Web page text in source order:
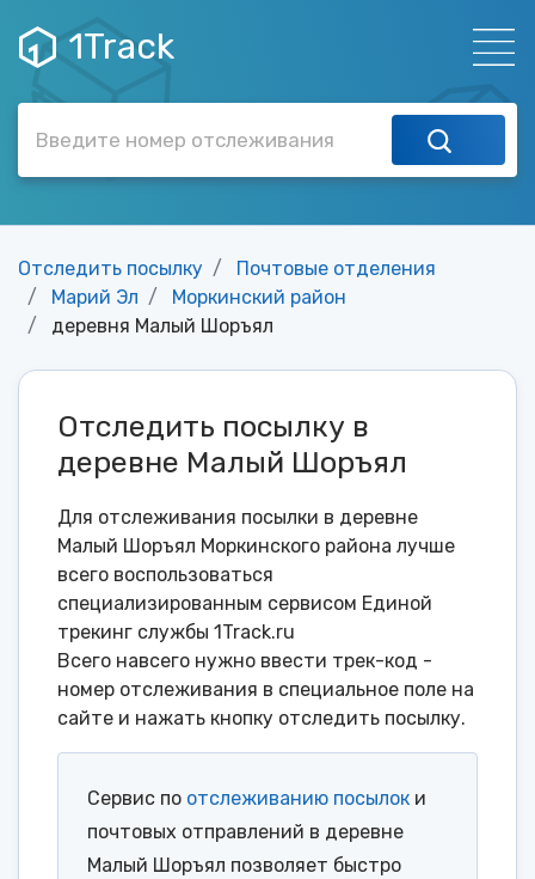
1Track
Отследить посылку
Почтовые отделения
Марий Эл
Моркинский район
деревня Малый Шоръял
Отследить посылку в
деревне Малый Шоръял
Для отслеживания посылки в деревне
Малый Шоръял Моркинского района лучше
всего воспользоваться
специализированным сервисом Единой
трекинг службы 1Track.ru
Всего навсего нужно ввести трек-код -
номер отслеживания в специальное поле на
сайте и нажать кнопку отследить посылку.
Сервис по отслеживанию посылок и
почтовых отправлений в деревне
Малый Шоръял позволяет быстро